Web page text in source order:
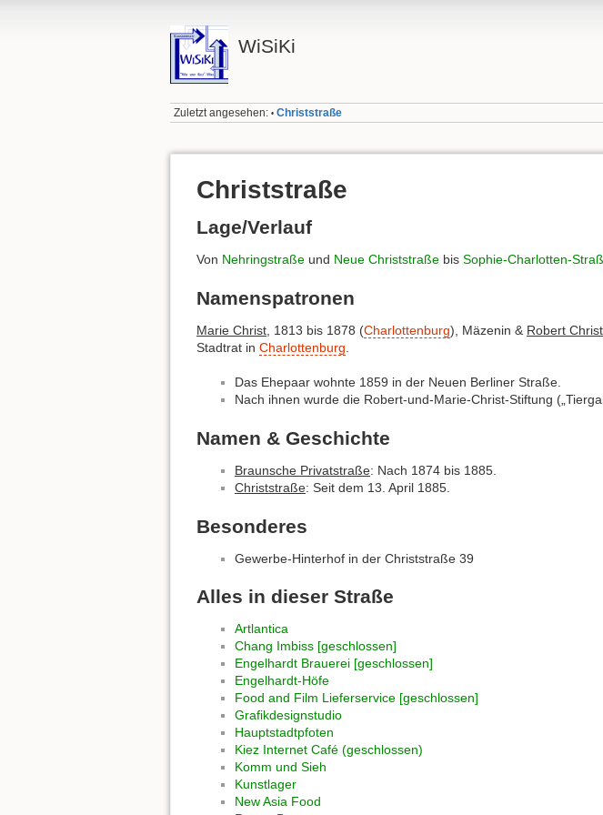
WiSiKi
Zuletzt angesehen: • Christstraße
Christstraße
Lage/Verlauf
Von Nehringstraße und Neue Christstraße bis Sophie-Charlotten-
Namenspatronen
Marie Christ , 1813 bis 1878 (Charlottenburg), Mäzenin & Robert Christ
Stadtrat in Charlottenburg
Das Ehepaar wohnte 1859 in der Neuen Berliner Straße.
Nach ihnen wurde die Robert-und-Marie-Christ-Stiftung
Namen & Geschichte
Braunsche Privatstraße: Nach 1874 bis 1885.
Christstraße: Seit dem 13. April 1885.
Besonderes
Gewerbe-Hinterhof in der Christstraße 39
Alles in dieser Straße
Artlantica
Chang Imbiss [geschlossen]
Engelhardt Brauerei [geschlossen]
Engelhardt-Höfe
Food and Film Lieferservice [geschlossen]
Grafikdesignstudio
Hauptstadtpfoten
Kiez Internet Café (geschlossen)
Komm und Sieh
Kunstlager
New Asia Food